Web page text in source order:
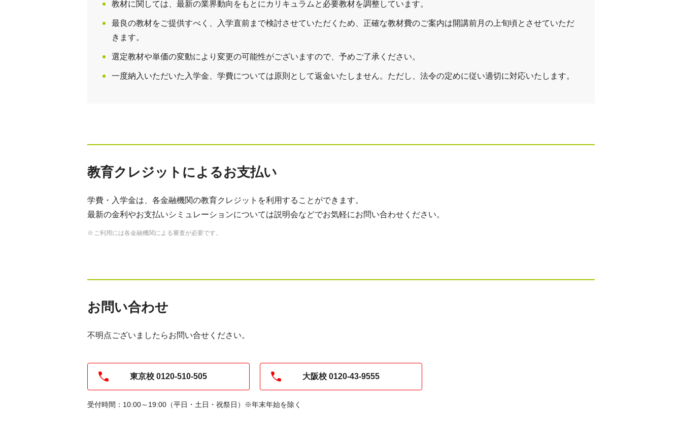
教材に関しては、最新の業界動向をもとにカリキュラムと必要教材を調整しています。
最良の教材をご提供すべく、入学直前まで検討させていただくため、正確な教材費のご案内は開講前月の上旬頃とさせていただ
きます。
選定教材や単価の変動により変更の可能性がございますので、予めご了承ください。
一度納入いただいた入学金、学費については原則として返金いたしません。ただし、法令の定めに従い適切に対応いたします。
教育クレジットによるお支払い
学費・入学金は、各金融機関の教育クレジットを利用することができます。
最新の金利やお支払いシミュレーションについては説明会などでお気軽にお問い合わせください。
ご利用には各金融機関による審査が必要です。
お問い合わせ
不明点ございましたらお問い合せください。
東京校 0120-510-505 大阪校 0120-43-9555
受付時間：10:00～19:00（平日・土日・祝祭日）※年末年始を除く